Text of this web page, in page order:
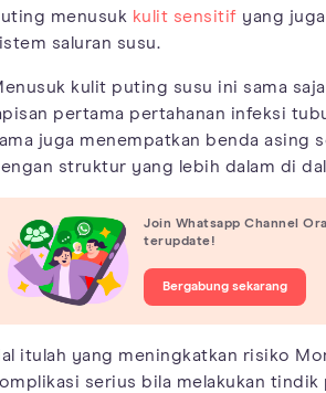
menusuk kulit sensitif yang
saluran susu.
kulit puting susu ini sama
pertama pertahanan infeksi
juga menempatkan benda asing
struktur yang lebih dalam di
Join Whatsapp Channel
terupdate!
Bergabung sekarang
itulah yang meningkatkan risiko
serius bila melakukan tindik